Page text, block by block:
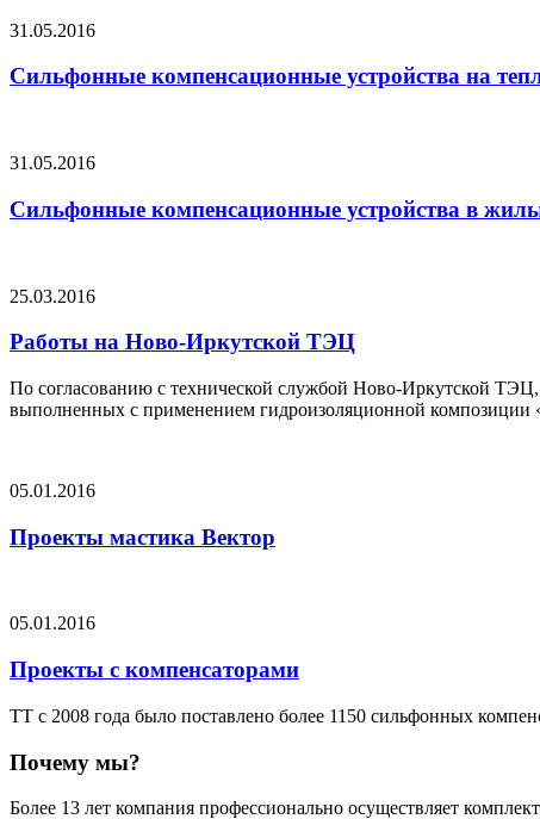
31.05.2016
Сильфонные компенсационные устройства на
31.05.2016
Сильфонные компенсационные устройства в
25.03.2016
Работы на Ново-Иркутской ТЭЦ
По согласованию с технической службой Ново-Иркутской
выполненных с применением гидроизоляционной композиции
05.01.2016
Проекты мастика Вектор
05.01.2016
Проекты с компенсаторами
ТТ с 2008 года было поставлено более 1150 сильфонных
Почему мы?
Более 13 лет компания профессионально осуществляет